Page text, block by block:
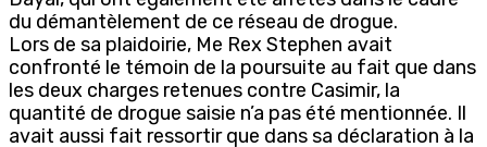
du démantèlement de ce réseau de drogue.
Lors de sa plaidoirie, Me Rex Stephen avait
confronté le témoin de la poursuite au fait que dans
les deux charges retenues contre Casimir, la
quantité de drogue saisie n’a pas été mentionnée. Il
avait aussi fait ressortir que dans sa déclaration à la